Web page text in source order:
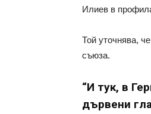
Илиев в
Той уточнява,
съюза.
“И тук, в
дървени